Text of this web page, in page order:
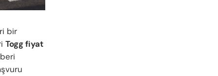
bir
Togg fiyat